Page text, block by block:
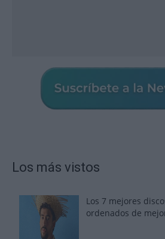
Los más vistos
Los 7 mejores
ordenados de